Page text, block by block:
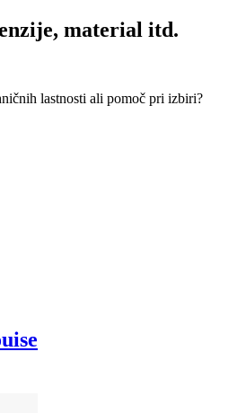
material itd.
lastnosti ali pomoč pri izbiri?